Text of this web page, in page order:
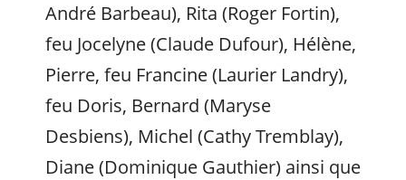
André Barbeau), Rita (Roger Fortin),
feu Jocelyne (Claude Dufour), Hélène,
Pierre, feu Francine (Laurier Landry),
feu Doris, Bernard (Maryse
Desbiens), Michel (Cathy Tremblay),
Diane (Dominique Gauthier) ainsi que